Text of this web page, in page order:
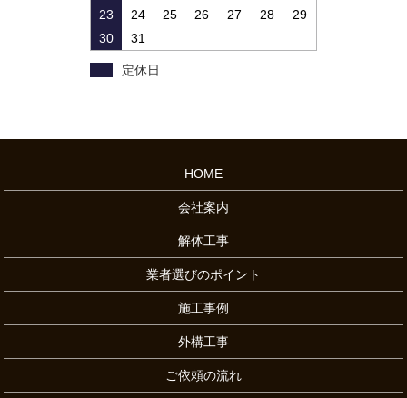
23
24 25 26 27 28
29
30
31
定休日
HOME
会社案内
解体工事
業者選びのポイント
施工事例
外構工事
ご依頼の流れ